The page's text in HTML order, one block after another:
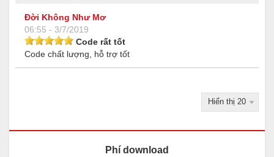
Đời Không Như Mơ
06:55 - 3/7/2019
Code rất tốt
Code chất lượng, hỗ trợ tốt
Phí download